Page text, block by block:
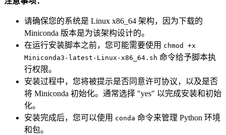
请确保您的系统是 Linux x86_64 架构，因为下载的
Miniconda 版本是为该架构设计的。
在运行安装脚本之前，您可能需要使用 chmod +x
Miniconda3-latest-Linux-x86_64.sh 命令给予脚本执
行权限。
安装过程中，您将被提示是否同意许可协议，以及是否
将 Miniconda 初始化。通常选择 "yes" 以完成安装和初始
化。
安装完成后，您可以使用 conda 命令来管理 Python 环境
和包。